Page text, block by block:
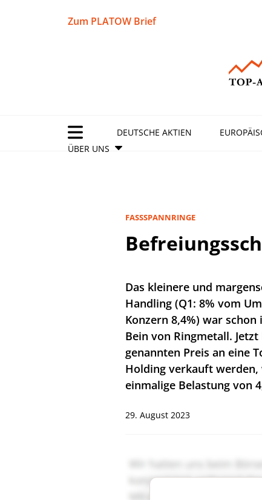
Zum PLATOW Brief
DEUTSCHE AKTIEN
ÜBER UNS
FASSSPANNRINGE
Das kleinere und
Handling (Q1: 8% vom
Konzern 8,4%) war
Bein von Ringmetall.
genannten Preis an eine
Holding verkauft
einmalige Belastung von
29. August 2023